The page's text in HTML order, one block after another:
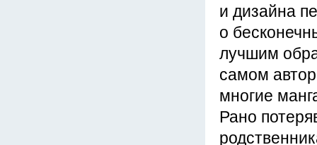
и дизайна
о
лучшим
самом
многие
Рано